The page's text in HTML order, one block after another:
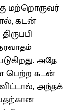
மற்றொருவர்
கடன்
அதே
பெற்ற கடன்
அந்தக்